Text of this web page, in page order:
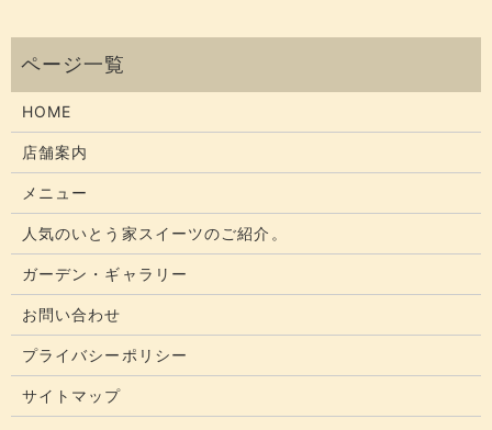
HOME
店舗案内
メニュー
人気のいとう家スイーツのご紹介。
ガーデン・ギャラリー
お問い合わせ
プライバシーポリシー
サイトマップ